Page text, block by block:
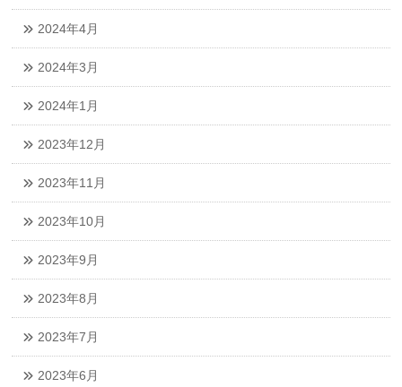
2024年4月
2024年3月
2024年1月
2023年12月
2023年11月
2023年10月
2023年9月
2023年8月
2023年7月
2023年6月